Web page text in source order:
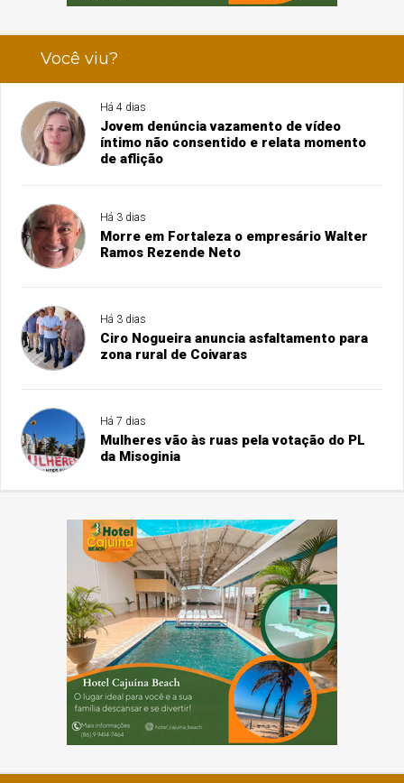
Você viu?
Há 4 dias
Jovem denúncia vazamento de vídeo
íntimo não consentido e relata momento
de aflição
Há 3 dias
Morre em Fortaleza o empresário Walter
Ramos Rezende Neto
Há 3 dias
Ciro Nogueira anuncia asfaltamento para
zona rural de Coivaras
Há 7 dias
Mulheres vão às ruas pela votação do PL
da Misoginia